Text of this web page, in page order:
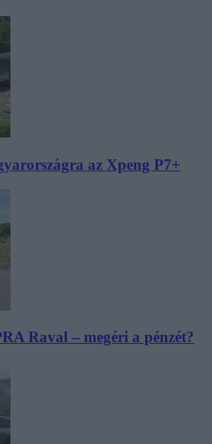
az Xpeng P7+
Raval – megéri a pénzét?